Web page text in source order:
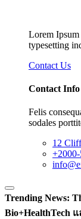
Lorem
typesetting
Contact Us
Contact Info
Felis
sodales
12
Trending News:
Bio+HealthTech